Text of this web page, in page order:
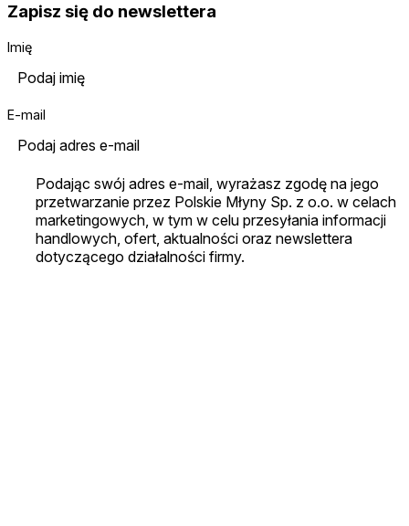
Zapisz się do newslettera
Imię
E-mail
Podając swój adres e-mail, wyrażasz zgodę na jego
przetwarzanie przez Polskie Młyny Sp. z o.o. w celach
marketingowych, w tym w celu przesyłania informacji
handlowych, ofert, aktualności oraz newslettera
dotyczącego działalności firmy.